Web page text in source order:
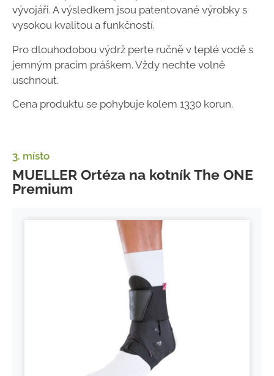
vývojáři. A výsledkem jsou patentované výrobky s
vysokou kvalitou a funkčností.
Pro dlouhodobou výdrž perte ručně v teplé vodě s
jemným pracím práškem. Vždy nechte volně
uschnout.
Cena produktu se pohybuje kolem 1330 korun.
3. místo
MUELLER Ortéza na kotník The ONE
Premium